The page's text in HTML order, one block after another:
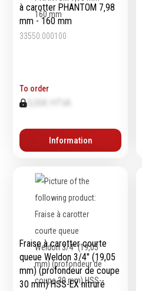
à carotter PHANTOM 7‚98
mm - 160 mm
33550.000100
To order
0,00€ HTVA
Information
Fraise à carotter courte
queue Weldon 3/4″ (19,05
mm) (profondeur de coupe
30 mm) HSS-EX nitruré